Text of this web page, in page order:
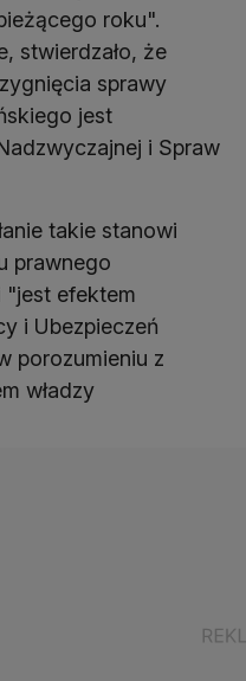
roku".
stwierdzało, że
sprawy
jest
i Spraw
takie stanowi
prawnego
"jest efektem
i Ubezpieczeń
porozumieniu z
władzy